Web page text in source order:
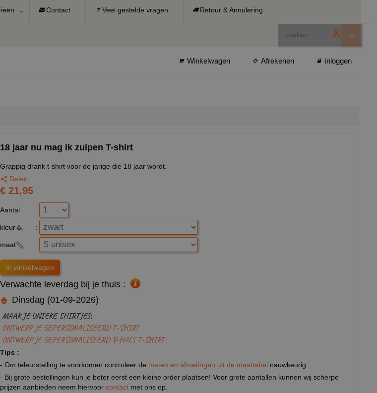
Contact Veel gestelde vragen Retour & Annulering
X
Winkelwagen Afrekenen inloggen
18 jaar nu mag ik zuipen T-shirt
Grappig drank t-shirt voor de jarige die 18 jaar wordt.
Delen
€ 21,95
Aantal :
kleur :
maat :
Verwachte leverdag bij je thuis :
Dinsdag (01-09-2026)
MAAK JE UNIEKE SHIRTJES:
ONTWERP JE GEPERSONALISEERD T-SHIRT
ONTWERP JE GEPERSONALISEERD V-HALS T-SHIRT
Tips :
- Om teleurstelling te voorkomen controleer de maten en afmetingen uit de maattabel nauwkeurig.
- Bij grote bestellingen kun je beter eerst een kleine order plaatsen! Voor grote aantallen kunnen wij scherpe
prijzen aanbieden neem hiervoor contact met ons op.